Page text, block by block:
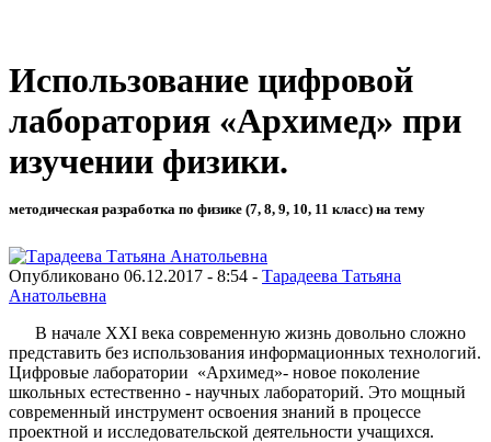
Использование цифровой
лаборатория «Архимед» при
изучении физики.
методическая разработка по физике (7, 8, 9, 10, 11 класс) на тему
Опубликовано 06.12.2017 - 8:54 - Тарадеева Татьяна
Анатольевна
В начале XXI века современную жизнь довольно сложно
представить без использования информационных технологий.
Цифровые лаборатории «Архимед»- новое поколение
школьных естественно - научных лабораторий. Это мощный
современный инструмент освоения знаний в процессе
проектной и исследовательской деятельности учащихся.